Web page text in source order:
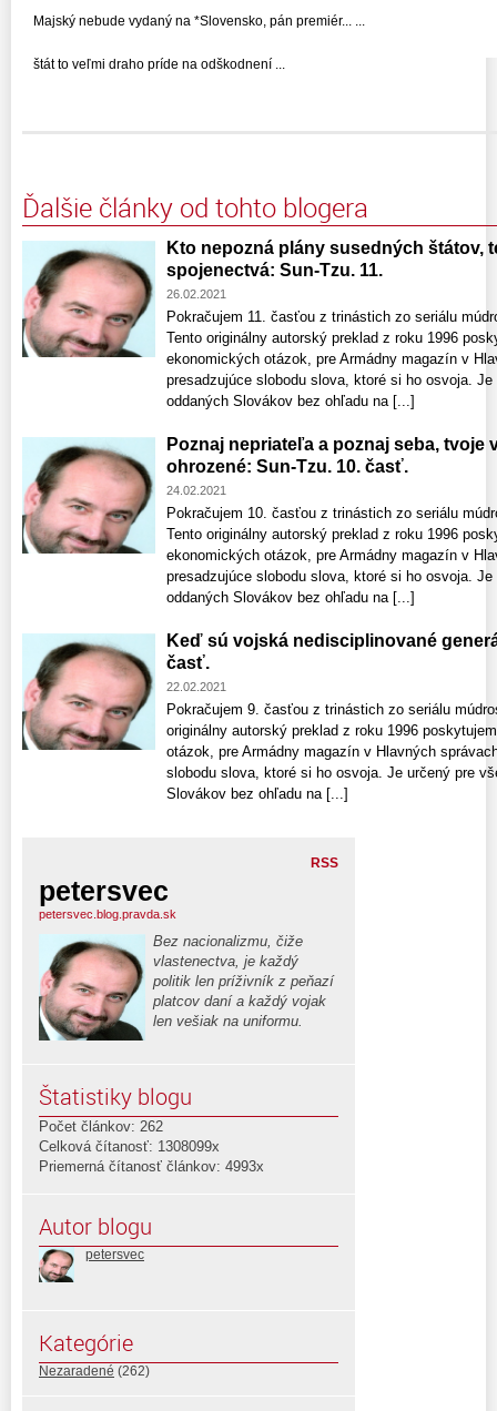
Majský nebude vydaný na *Slovensko, pán premiér... ...
štát to veľmi draho príde na odškodnení ...
Ďalšie články od tohto blogera
Kto nepozná plány susedných štátov,
spojenectvá: Sun-Tzu. 11.
26.02.2021
Pokračujem 11. časťou z trinástich zo seriálu
Tento originálny autorský preklad z roku 1996
ekonomických otázok, pre Armádny magazín v
presadzujúce slobodu slova, ktoré si ho osvoja.
oddaných Slovákov bez ohľadu na [...]
Poznaj nepriateľa a poznaj seba,
ohrozené: Sun-Tzu. 10. časť.
24.02.2021
Pokračujem 10. časťou z trinástich zo seriálu
Tento originálny autorský preklad z roku 1996
ekonomických otázok, pre Armádny magazín v
presadzujúce slobodu slova, ktoré si ho osvoja.
oddaných Slovákov bez ohľadu na [...]
Keď sú vojská nedisciplinované
časť.
22.02.2021
Pokračujem 9. časťou z trinástich zo seriálu
originálny autorský preklad z roku 1996
otázok, pre Armádny magazín v Hlavných
slobodu slova, ktoré si ho osvoja. Je určený pre
Slovákov bez ohľadu na [...]
RSS
petersvec
petersvec.blog.pravda.sk
Bez nacionalizmu, čiže
vlastenectva, je každý
politik len príživník z peňazí
platcov daní a každý vojak
len vešiak na uniformu.
Štatistiky blogu
Počet článkov: 262
Celková čítanosť: 1308099x
Priemerná čítanosť článkov: 4993x
Autor blogu
petersvec
Kategórie
Nezaradené (262)